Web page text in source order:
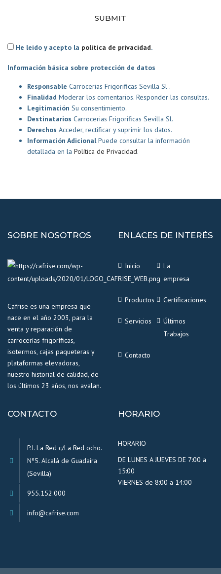
SUBMIT
He leído y acepto la política de privacidad.
Información básica sobre protección de datos
Responsable Carrocerias Frigorificas Sevilla Sl .
Finalidad Moderar los comentarios. Responder las consultas.
Legitimación Su consentimiento.
Destinatarios Carrocerias Frigorificas Sevilla Sl.
Derechos Acceder, rectificar y suprimir los datos.
Información AdicionalPuede consultar la información
detallada en la Política de Privacidad.
SOBRE NOSOTROS
Cafrise es una empresa que
nace en el año 2003, para la
venta y reparación de
carrocerías frigoríficas,
isotermos, cajas paqueteras y
plataformas elevadoras,
nuestro historial de calidad, de
los últimos 23 años, nos avalan.
ENLACES DE INTERÉS
Inicio
La
empresa
Productos Certificaciones
Servicios
Últimos
Trabajos
Contacto
CONTACTO
P.I. La Red c/La Red ocho.
Nº5. Alcalá de Guadaíra
(Sevilla)
955.152.000
info@cafrise.com
HORARIO
HORARIO
DE LUNES A JUEVES DE 7:00 a
15:00
VIERNES de 8:00 a 14:00